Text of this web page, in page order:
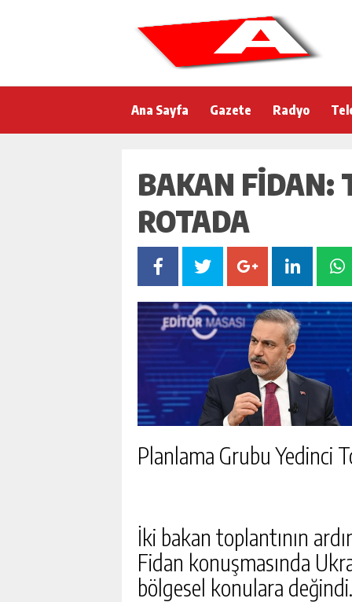
Ana Sayfa Gazete Radyo
BAKAN FIDAN:
ROTADA
Planlama Grubu Yedinci
İki bakan toplantının
Fidan konuşmasında
bölgesel konulara değindi.